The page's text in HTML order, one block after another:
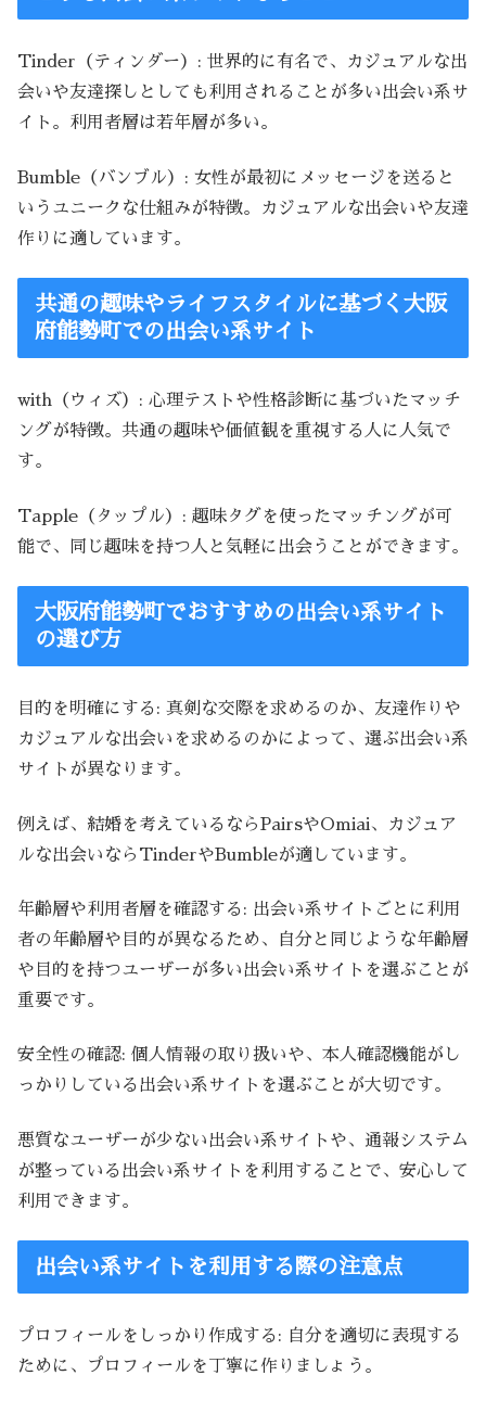
Tinder（ティンダー）: 世界的に有名で、カジュアルな出
会いや友達探しとしても利用されることが多い出会い系サ
イト。利用者層は若年層が多い。
Bumble（バンブル）: 女性が最初にメッセージを送ると
いうユニークな仕組みが特徴。カジュアルな出会いや友達
作りに適しています。
共通の趣味やライフスタイルに基づく大阪
府能勢町での出会い系サイト
with（ウィズ）: 心理テストや性格診断に基づいたマッチ
ングが特徴。共通の趣味や価値観を重視する人に人気で
す。
Tapple（タップル）: 趣味タグを使ったマッチングが可
能で、同じ趣味を持つ人と気軽に出会うことができます。
大阪府能勢町でおすすめの出会い系サイト
の選び方
目的を明確にする: 真剣な交際を求めるのか、友達作りや
カジュアルな出会いを求めるのかによって、選ぶ出会い系
サイトが異なります。
例えば、結婚を考えているならPairsやOmiai、カジュア
ルな出会いならTinderやBumbleが適しています。
年齢層や利用者層を確認する: 出会い系サイトごとに利用
者の年齢層や目的が異なるため、自分と同じような年齢層
や目的を持つユーザーが多い出会い系サイトを選ぶことが
重要です。
安全性の確認: 個人情報の取り扱いや、本人確認機能がし
っかりしている出会い系サイトを選ぶことが大切です。
悪質なユーザーが少ない出会い系サイトや、通報システム
が整っている出会い系サイトを利用することで、安心して
利用できます。
出会い系サイトを利用する際の注意点
プロフィールをしっかり作成する: 自分を適切に表現する
ために、プロフィールを丁寧に作りましょう。